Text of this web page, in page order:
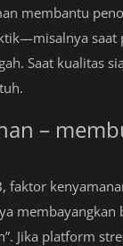
membantu
Saat kualitas
–
faktor
Jika platform